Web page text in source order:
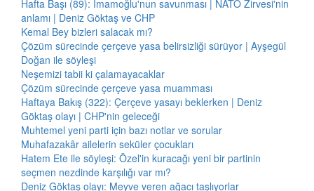
Hafta Başı (89): İmamoğlu'nun savunması | NATO Zirvesi'nin
anlamı | Deniz Göktaş ve CHP
Kemal Bey bizleri salacak mı?
Çözüm sürecinde çerçeve yasa belirsizliği sürüyor | Ayşegül
Doğan ile söyleşi
Neşemizi tabii ki çalamayacaklar
Çözüm sürecinde çerçeve yasa muamması
Haftaya Bakış (322): Çerçeve yasayı beklerken | Deniz
Göktaş olayı | CHP'nin geleceği
Muhtemel yeni parti için bazı notlar ve sorular
Muhafazakâr ailelerin seküler çocukları
Hatem Ete ile söyleşi: Özel'in kuracağı yeni bir partinin
seçmen nezdinde karşılığı var mı?
Deniz Göktaş olayı: Meyve veren ağacı taşlıyorlar